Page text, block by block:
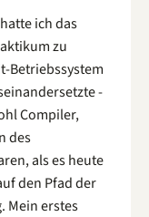
ich das
zu
Betriebssystem
-
Compiler,
des
als es heute
den Pfad der
Mein erstes